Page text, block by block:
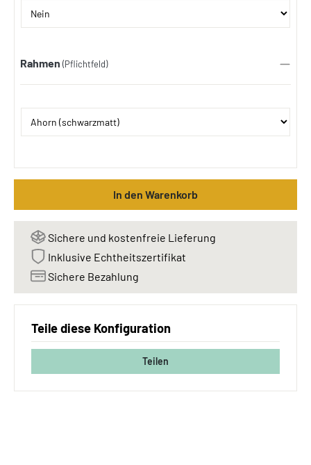
Rahmen (Pflichtfeld)
In den Warenkorb
Sichere und kostenfreie Lieferung
Inklusive Echtheitszertifikat
Sichere Bezahlung
Teile diese Konfiguration
Teilen